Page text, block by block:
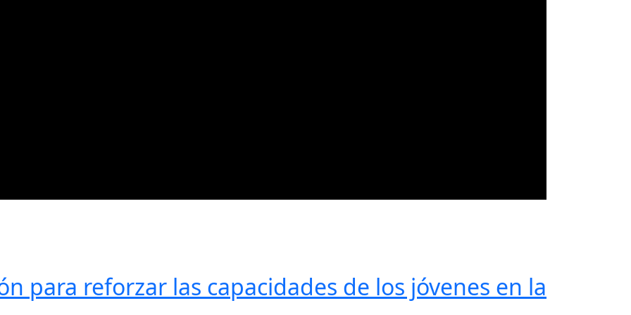
para reforzar las capacidades de los jóvenes en la